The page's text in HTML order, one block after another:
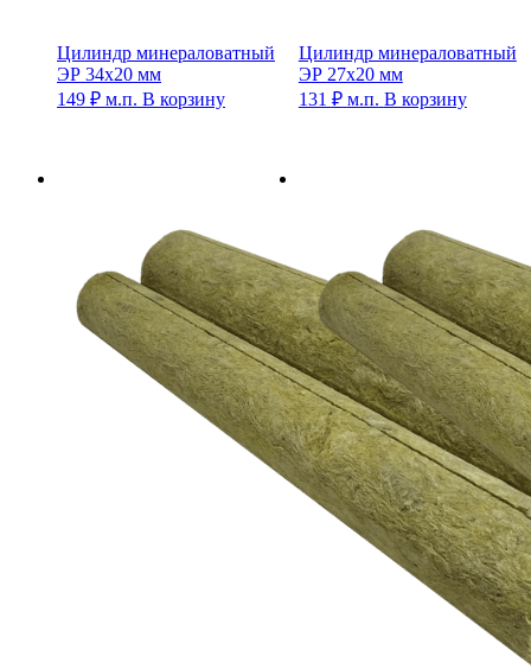
Цилиндр минераловатный
ЭР 34х20 мм
149 ₽ м.п. В корзину
Цилиндр минераловатный
ЭР 27х20 мм
131 ₽ м.п. В корзину